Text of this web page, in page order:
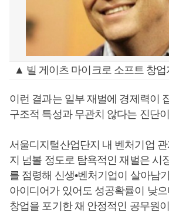
▲ 빌 게이츠 마이크로 소프트 창업
이런 결과는 일부 재벌에 경제력이
구조적 특성과 무관치 않다는 진단
서울디지털산업단지 내 벤처기업
지 넘볼 정도로 탐욕적인 재벌은 시
를 점령해 신생•벤처기업이 살아남
아이디어가 있어도 성공확률이 낮
창업을 포기한 채 안정적인 공무원